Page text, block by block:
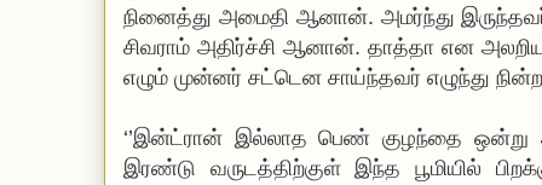
நினைத்து அமைதி ஆனான். அமர்ந்து
சிவராம் அதிர்ச்சி ஆனான். தாத்தா என
எழும் முன்னர் சட்டென சாய்ந்தவர் எழுந்து
‘’இன்ட்ரான் இல்லாத பெண் குழந்தை
இரண்டு வருடத்திற்குள் இந்த பூமியில்